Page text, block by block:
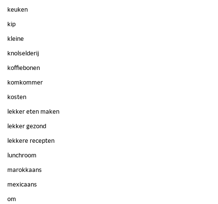
keuken
kip
kleine
knolselderij
koffiebonen
komkommer
kosten
lekker eten maken
lekker gezond
lekkere recepten
lunchroom
marokkaans
mexicaans
om